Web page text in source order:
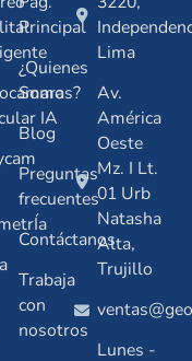
IA
Principal
¿Quienes
Somos?
Blog
Preguntas
frecuentes
Contáctanos
Trabaja
con
nosotros
Lima
Av.
América
Oeste
Mz. I Lt.
01 Urb
Natasha
Alta,
Trujillo
Lunes -